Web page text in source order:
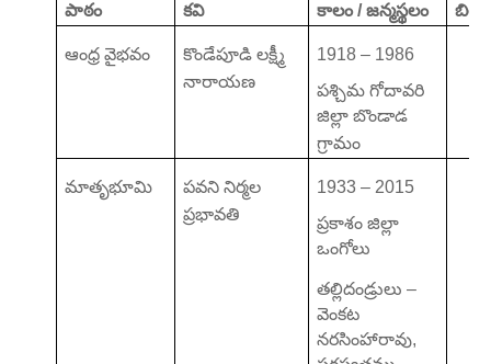
పాఠం కవి కాలం / జన్మస్థలం
ఆంధ్ర వైభవం
కొండేపూడి లక్ష్మీ
నారాయణ
1918 – 1986
పశ్చిమ గోదావరి
జిల్లా బొండాడ
గ్రామం
మాతృభూమి
పవని నిర్మల
ప్రభావతి
1933 – 2015
ప్రకాశం జిల్లా
ఒంగోలు
తల్లిదండ్రులు –
వెంకట
నరసింహారావు,